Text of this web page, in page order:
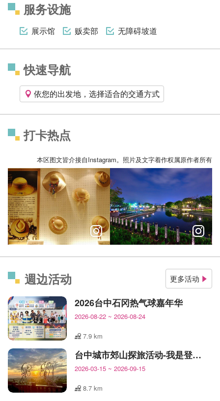
服务设施
展示馆 贩卖部 无障碍坡道
快速导航
依您的出发地，选择适合的交通方式
打卡热点
本区图文皆介接自Instagram。照片及文字着作权属原作者所有
週边活动 更多活动
2026台中石冈热气球嘉年华
2026-08-22 ~ 2026-08-24
7.9 km
台中城市郊山探旅活动-我是登山王
2026-03-15 ~ 2026-09-15
8.7 km